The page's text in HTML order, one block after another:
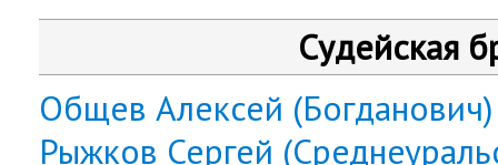
Судейская
Общев Алексей (Богданович)
Рыжков Сергей